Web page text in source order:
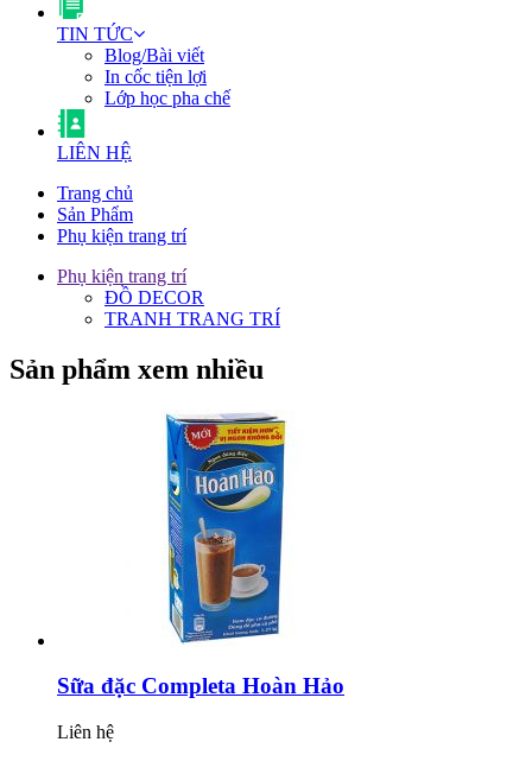
TIN TỨC
Blog/Bài viết
In cốc tiện lợi
Lớp học pha chế
LIÊN HỆ
Trang chủ
Sản Phẩm
Phụ kiện trang trí
Phụ kiện trang trí
ĐỒ DECOR
TRANH TRANG TRÍ
Sản phẩm xem nhiều
Sữa đặc Completa Hoàn Hảo
Liên hệ